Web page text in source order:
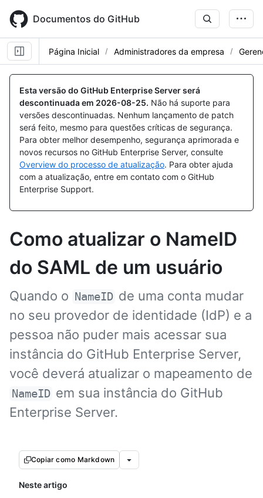
main
content
Documentos do GitHub
Página Inicial Administradores da empresa
Esta versão do GitHub Enterprise Server será
descontinuada em 2026-08-25. Não há suporte para
versões descontinuadas. Nenhum lançamento de patch
será feito, mesmo para questões críticas de segurança.
Para obter melhor desempenho, segurança aprimorada e
novos recursos no GitHub Enterprise Server, consulte
Overview do processo de atualização. Para obter ajuda
com a atualização, entre em contato com o GitHub
Enterprise Support.
Como atualizar o NameID
do SAML de um usuário
Quando o NameID de uma conta mudar
no seu provedor de identidade (IdP) e a
pessoa não puder mais acessar sua
instância do GitHub Enterprise Server,
você deverá atualizar o mapeamento de
NameID em sua instância do GitHub
Enterprise Server.
Copiar como Markdown
Neste artigo